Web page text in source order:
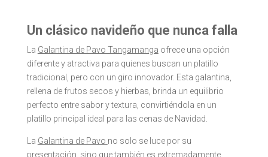
Un clásico navideño que nunca falla
La Galantina de Pavo Tangamanga ofrece una opción
diferente y atractiva para quienes buscan un platillo
tradicional, pero con un giro innovador. Esta galantina,
rellena de frutos secos y hierbas, brinda un equilibrio
perfecto entre sabor y textura, convirtiéndola en un
platillo principal ideal para las cenas de Navidad.
La Galantina de Pavo no solo se luce por su
presentación, sino que también es extremadamente